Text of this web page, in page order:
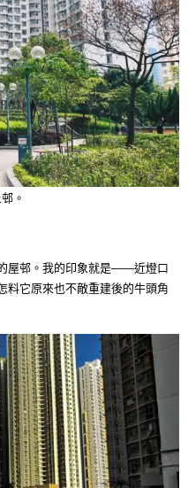
。
屋邨。我的印象就是——近燈口
料它原來也不敵重建後的牛頭角